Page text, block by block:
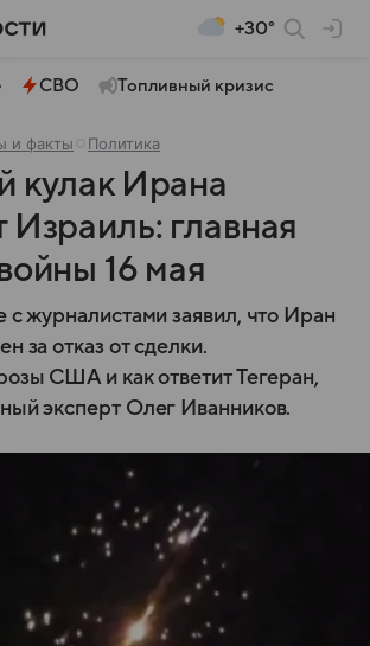
+30°
СВО Топливный кризис
и факты Политика
кулак Ирана
Израиль: главная
16 мая
с журналистами заявил, что Иран
за отказ от сделки.
США и как ответит Тегеран,
эксперт Олег Иванников.